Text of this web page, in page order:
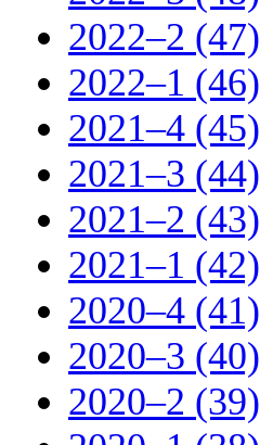
2022–2 (47)
2022–1 (46)
2021–4 (45)
2021–3 (44)
2021–2 (43)
2021–1 (42)
2020–4 (41)
2020–3 (40)
2020–2 (39)